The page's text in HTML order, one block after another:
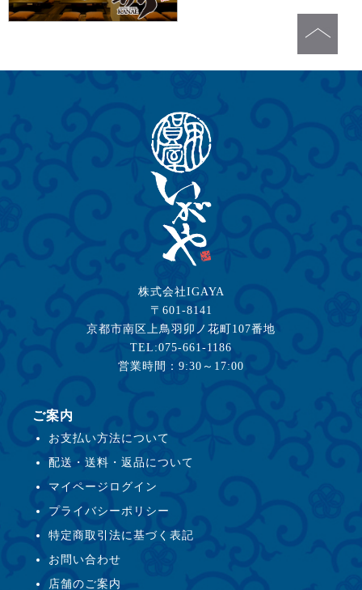
株式会社IGAYA
〒601-8141
京都市南区上鳥羽卯ノ花町107番地
TEL:075-661-1186
営業時間：9:30～17:00
ご案内
お支払い方法について
配送・送料・返品について
マイページログイン
プライバシーポリシー
特定商取引法に基づく表記
お問い合わせ
店舗のご案内